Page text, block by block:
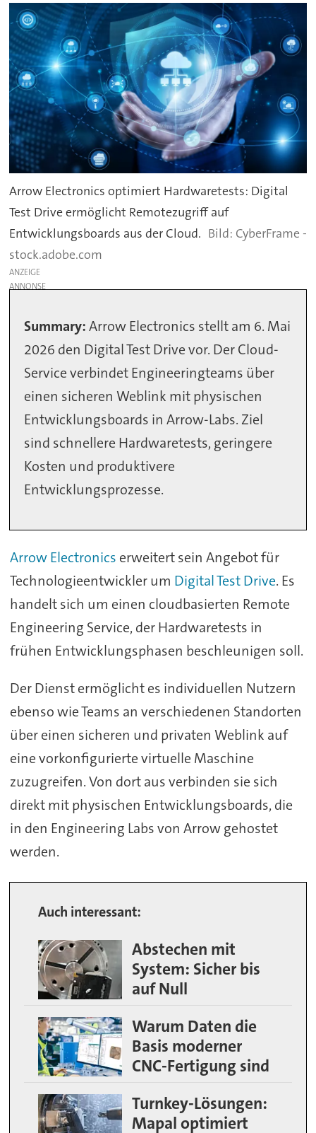
Arrow Electronics optimiert Hardwaretests: Digital
Test Drive ermöglicht Remotezugriff auf
Entwicklungsboards aus der Cloud.
CyberFrame -
stock.adobe.com
ANZEIGE
Summary:Arrow Electronics stellt am 6. Mai
2026 den Digital Test Drive vor. Der Cloud-
Service verbindet Engineeringteams über
einen sicheren Weblink mit physischen
Entwicklungsboards in Arrow-Labs. Ziel
sind schnellere Hardwaretests, geringere
Kosten und produktivere
Entwicklungsprozesse.
Arrow Electronics erweitert sein Angebot für
Technologieentwickler um Digital Test Drive. Es
handelt sich um einen cloudbasierten Remote
Engineering Service, der Hardwaretests in
frühen Entwicklungsphasen beschleunigen soll.
Der Dienst ermöglicht es individuellen Nutzern
ebenso wie Teams an verschiedenen Standorten
über einen sicheren und privaten Weblink auf
eine vorkonfigurierte virtuelle Maschine
zuzugreifen. Von dort aus verbinden sie sich
direkt mit physischen Entwicklungsboards, die
in den Engineering Labs von Arrow gehostet
werden.
Auch interessant:
Abstechen mit
System: Sicher bis
auf Null
Warum Daten die
Basis moderner
CNC-Fertigung sind
Turnkey-Lösungen:
Mapal optimiert